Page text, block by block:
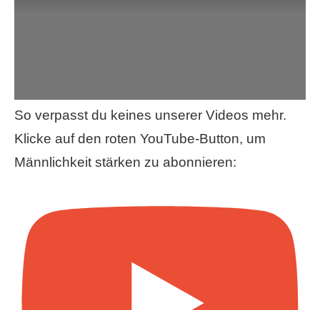
So verpasst du keines unserer Videos mehr.
Klicke auf den roten YouTube-Button, um
Männlichkeit stärken zu abonnieren: